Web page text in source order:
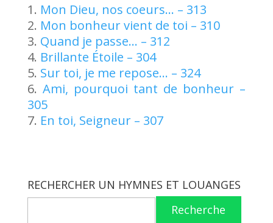
Mon Dieu, nos coeurs… – 313
Mon bonheur vient de toi – 310
Quand je passe… – 312
Brillante Étoile – 304
Sur toi, je me repose… – 324
Ami, pourquoi tant de bonheur –
305
En toi, Seigneur – 307
RECHERCHER UN HYMNES ET LOUANGES
Recherche